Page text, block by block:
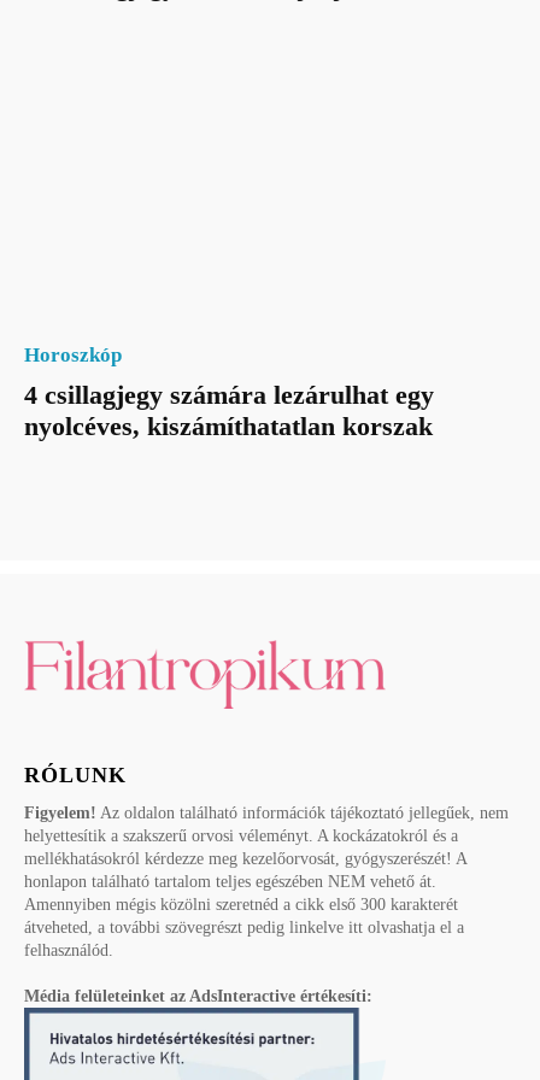
Horoszkóp
4 csillagjegy számára lezárulhat egy
nyolcéves, kiszámíthatatlan korszak
RÓLUNK
Figyelem! Az oldalon található információk tájékoztató jellegűek, nem
helyettesítik a szakszerű orvosi véleményt. A kockázatokról és a
mellékhatásokról kérdezze meg kezelőorvosát, gyógyszerészét! A
honlapon található tartalom teljes egészében NEM vehető át.
Amennyiben mégis közölni szeretnéd a cikk első 300 karakterét
átveheted, a további szövegrészt pedig linkelve itt olvashatja el a
felhasználód.
Média felületeinket az AdsInteractive értékesíti: